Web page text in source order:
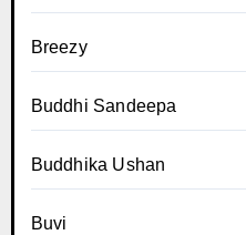
Breezy
Buddhi Sandeepa
Buddhika Ushan
Buvi